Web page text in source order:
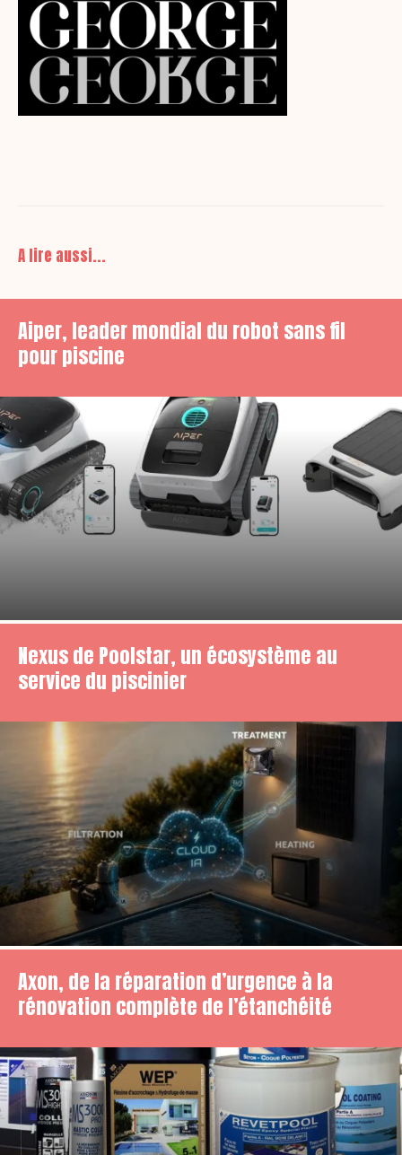
A lire aussi...
Aiper, leader mondial du robot sans fil
pour piscine
Nexus de Poolstar, un écosystème au
service du piscinier
Axon, de la réparation d’urgence à la
rénovation complète de l’étanchéité